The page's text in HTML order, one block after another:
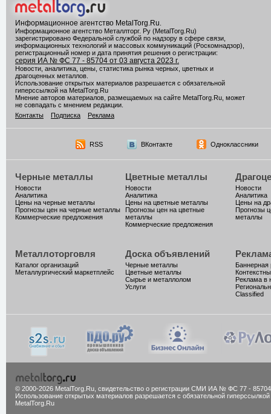
Информационное агентство MetalTorg.Ru
Информационное агентство Металлторг. Ру (MetalTorg.Ru)
зарегистрировано Федеральной службой по надзору в сфере связи,
информационных технологий и массовых коммуникаций (Роскомнадзор),
регистрационный номер и дата принятия решения о регистрации:
серия ИА № ФС 77 - 85704 от 03 августа 2023 г.
Новости, аналитика, цены, статистика рынка черных, цветных и
драгоценных металлов.
Использование открытых материалов разрешается с обязательной
гиперссылкой на MetalTorg.Ru
Мнение авторов материалов, размещаемых на сайте MetalTorg.Ru, может
не совпадать с мнением редакции.
Контакты
Подписка Реклама
RSS ВКонтакте Одноклассники
Черные металлы
Новости
Аналитика
Цены на черные металлы
Прогнозы цен на черные металлы
Коммерческие предложения
Цветные металлы
Новости
Аналитика
Цены на цветные металлы
Прогнозы цен на цветные
металлы
Коммерческие предложения
Новости
Аналитика
Цены на
Прогнозы
металлы
Металлоторговля
Каталог организаций
Металлургический маркетплейс
Доска объявлений
Черные металлы
Цветные металлы
Сырье и металлолом
Услуги
Баннерная
Реклама в
Classified
© 2000-2026 MetalTorg.Ru, cвидетельство о регистрации СМИ ИА № ФС 77 - 85704
Использование открытых материалов разрешается с обязательной гиперссылкой
MetalTorg.Ru